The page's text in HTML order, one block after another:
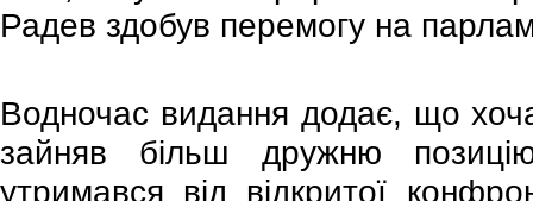
Радев здобув перемогу на
Водночас видання додає, що
зайняв більш дружню
утримався від відкритої